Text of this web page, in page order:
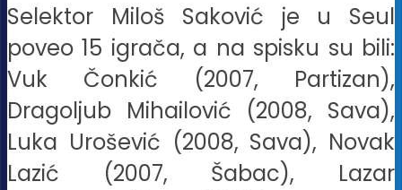
Selektor Miloš Saković je u Seul
poveo 15 igrača, a na spisku su bili:
Vuk Čonkić (2007, Partizan),
Dragoljub Mihailović (2008, Sava),
Luka Urošević (2008, Sava), Novak
Lazić (2007, Šabac), Lazar